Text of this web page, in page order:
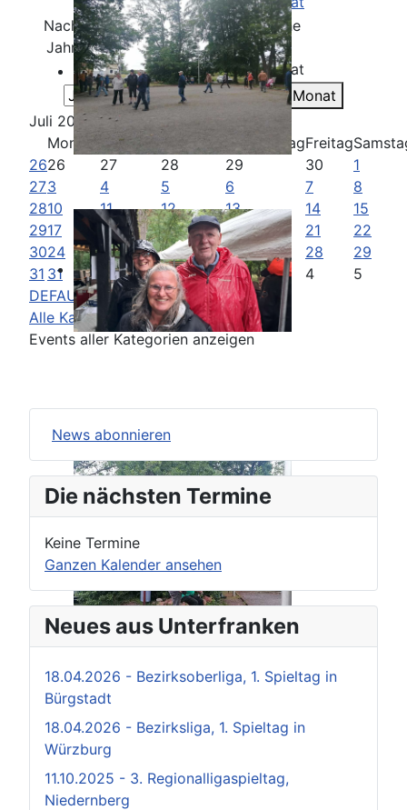
Nach
Jahr
Nach
Monat
Nach
Woche
HeuteSuche Gehe
zu
Monat
Gehe zu Monat
Juli 2023
Montag
Dienstag Mittwoch DonnerstagFreitag
2626 27 28 29 30
1
273 4 5 6 7
8
2810 11 12 13 14
15
2917 18 19 20 21
22
3024 25 26 27 28
29
31 31 2 3 4
5
DEFAULT
Alle Kategorien ...
Events aller Kategorien anzeigen
News abonnieren
Die nächsten Termine
Keine Termine
Ganzen Kalender ansehen
Neues aus Unterfranken
18.04.2026 - Bezirksoberliga, 1. Spieltag in
Bürgstadt
18.04.2026 - Bezirksliga, 1. Spieltag in
Würzburg
11.10.2025 - 3. Regionalligaspieltag,
Niedernberg